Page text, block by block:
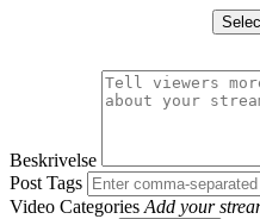
Beskrivelse
Post Tags
Video Categories Add your